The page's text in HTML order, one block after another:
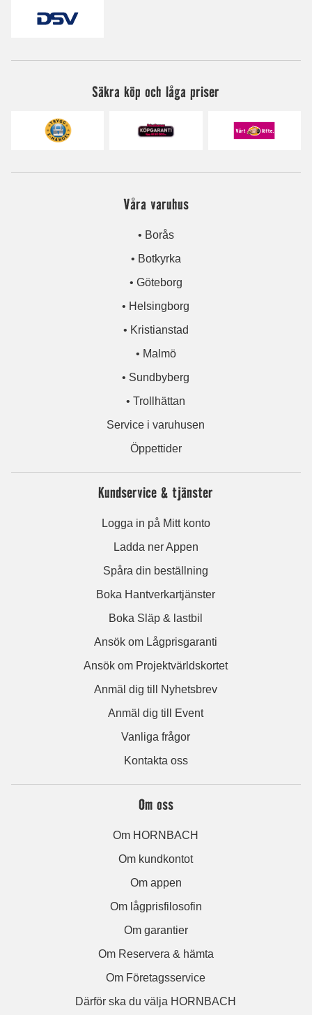
Säkra köp och låga priser
Våra varuhus
• Borås
• Botkyrka
• Göteborg
• Helsingborg
• Kristianstad
• Malmö
• Sundbyberg
• Trollhättan
Service i varuhusen
Öppettider
Kundservice & tjänster
Logga in på Mitt konto
Ladda ner Appen
Spåra din beställning
Boka Hantverkartjänster
Boka Släp & lastbil
Ansök om Lågprisgaranti
Ansök om Projektvärldskortet
Anmäl dig till Nyhetsbrev
Anmäl dig till Event
Vanliga frågor
Kontakta oss
Om oss
Om HORNBACH
Om kundkontot
Om appen
Om lågprisfilosofin
Om garantier
Om Reservera & hämta
Om Företagsservice
Därför ska du välja HORNBACH